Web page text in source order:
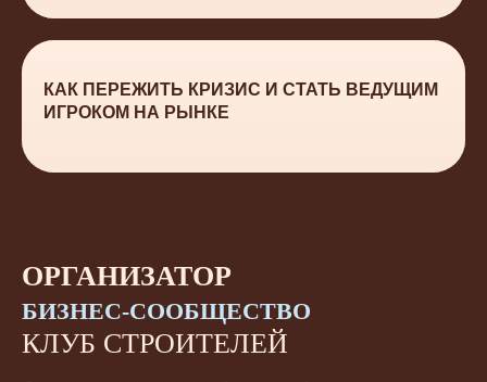
КАК ПЕРЕЖИТЬ КРИЗИС И СТАТЬ ВЕДУЩИМ
ИГРОКОМ НА РЫНКЕ
ОРГАНИЗАТОР
БИЗНЕС-СООБЩЕСТВО
КЛУБ СТРОИТЕЛЕЙ